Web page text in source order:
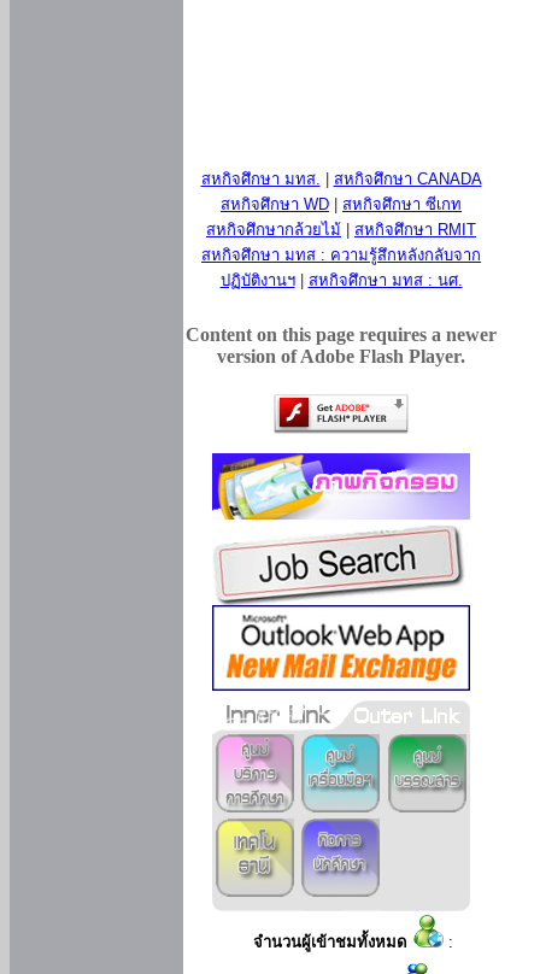
สหกิจศึกษา มทส.
สหกิจศึกษา CANADA
สหกิจศึกษา WD
สหกิจศึกษา ซีเกท
สหกิจศึกษากล้วยไม้
สหกิจศึกษา RMIT
สหกิจศึกษา มทส : ความรู้สึกหลังกลับจาก
ปฏิบัติงานฯ| สหกิจศึกษา มทส : นศ.
Content on this page requires a newer
version of Adobe Flash Player.
จำนวนผู้เข้าชมทั้งหมด :